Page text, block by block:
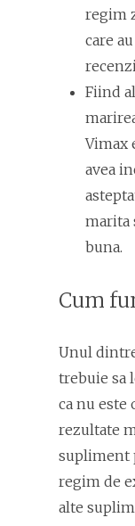
regim
care
Fiind
Vimax
avea
marita
buna.
Cum
Unul
trebuie sa
ca nu este
rezultate
supliment
regim de
alte